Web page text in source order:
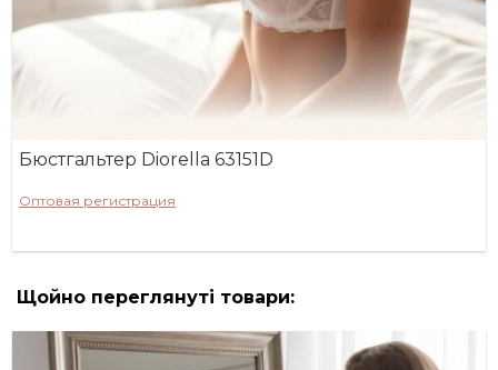
Бюстгальтер Diorella 63151D
Оптовая регистрация
Щойно переглянуті товари: